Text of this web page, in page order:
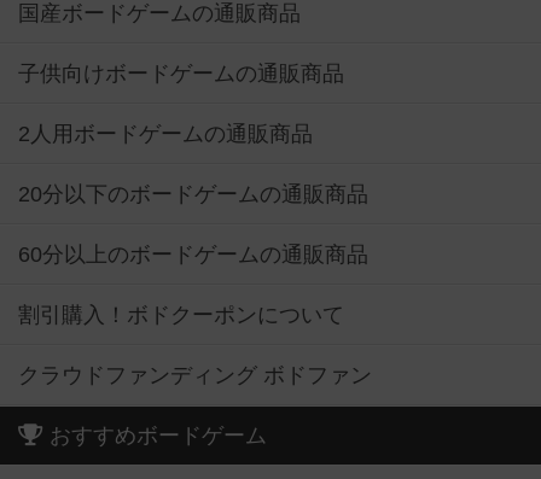
国産ボードゲームの通販商品
子供向けボードゲームの通販商品
2人用ボードゲームの通販商品
20分以下のボードゲームの通販商品
60分以上のボードゲームの通販商品
割引購入！ボドクーポンについて
クラウドファンディング ボドファン
おすすめボードゲーム